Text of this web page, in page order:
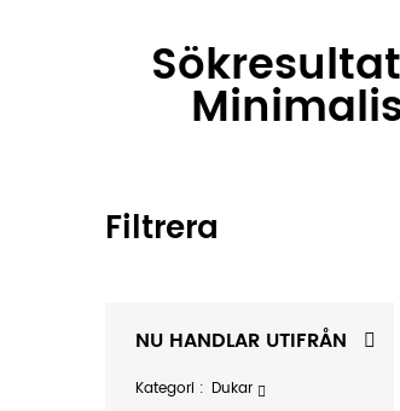
Filtrera
NU HANDLAR UTIFRÅN
Kategori
Dukar